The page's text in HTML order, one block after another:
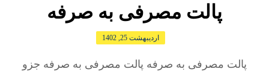
پالت مصرفی به صرفه
اردیبهشت 25, 1402
پالت مصرفی به صرفه پالت مصرفی به صرفه جزو